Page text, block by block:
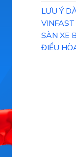
LƯU Ý
VINFAST
SÀN XE
ĐIỀU